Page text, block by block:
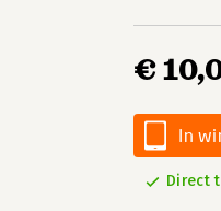
€
In
Direct